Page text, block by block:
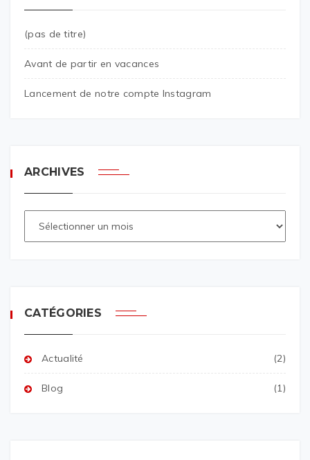
(pas de titre)
Avant de partir en vacances
Lancement de notre compte Instagram
ARCHIVES
CATÉGORIES
Actualité (2)
Blog (1)